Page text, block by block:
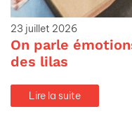
23 juillet 2026
On parle
des lilas
Lire la suite